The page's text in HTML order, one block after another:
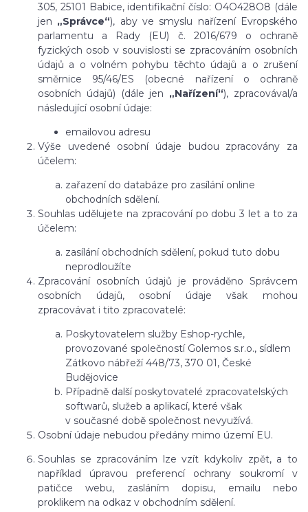
305, 25101 Babice, identifikační číslo: O4O428O8 (dále
jen „Správce“), aby ve smyslu nařízení Evropského
parlamentu a Rady (EU) č. 2016/679 o ochraně
fyzických osob v souvislosti se zpracováním osobních
údajů a o volném pohybu těchto údajů a o zrušení
směrnice 95/46/ES (obecné nařízení o ochraně
osobních údajů) (dále jen „Nařízení“), zpracovával/a
následující osobní údaje:
emailovou adresu
Výše uvedené osobní údaje budou zpracovány za
účelem:
zařazení do databáze pro zasílání online
obchodních sdělení.
Souhlas udělujete na zpracování po dobu 3 let a to za
účelem:
zasílání obchodních sdělení, pokud tuto dobu
neprodloužíte
Zpracování osobních údajů je prováděno Správcem
osobních údajů, osobní údaje však mohou
zpracovávat i tito zpracovatelé:
Poskytovatelem služby Eshop-rychle,
provozované společností Golemos s.r.o., sídlem
Zátkovo nábřeží 448/73, 370 01, České
Budějovice
Případně další poskytovatelé zpracovatelských
softwarů, služeb a aplikací, které však
v současné době společnost nevyužívá.
Osobní údaje nebudou předány mimo území EU.
Souhlas se zpracováním lze vzít kdykoliv zpět, a to
například úpravou preferencí ochrany soukromí v
patičce webu, zasláním dopisu, emailu nebo
proklikem na odkaz v obchodním sdělení.